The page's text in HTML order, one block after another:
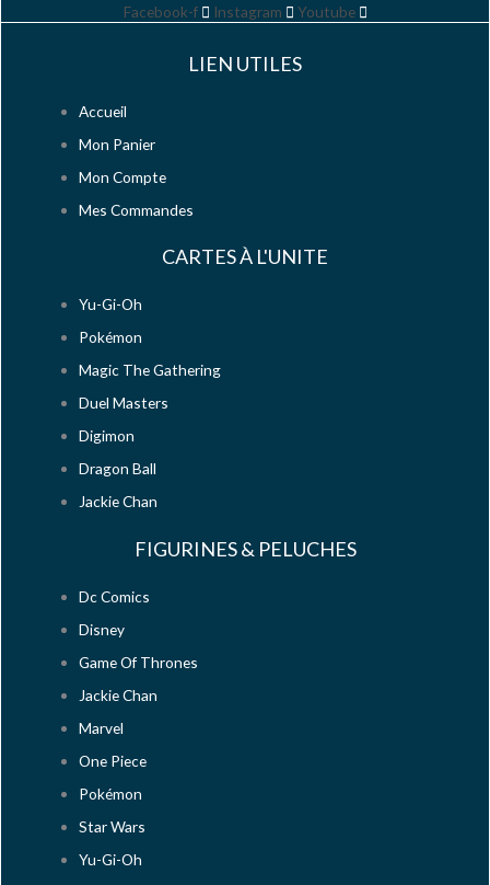
Facebook-f Instagram Youtube
LIEN UTILES
Accueil
Mon Panier
Mon Compte
Mes Commandes
CARTES À L'UNITE
Yu-Gi-Oh
Pokémon
Magic The Gathering
Duel Masters
Digimon
Dragon Ball
Jackie Chan
FIGURINES & PELUCHES
Dc Comics
Disney
Game Of Thrones
Jackie Chan
Marvel
One Piece
Pokémon
Star Wars
Yu-Gi-Oh